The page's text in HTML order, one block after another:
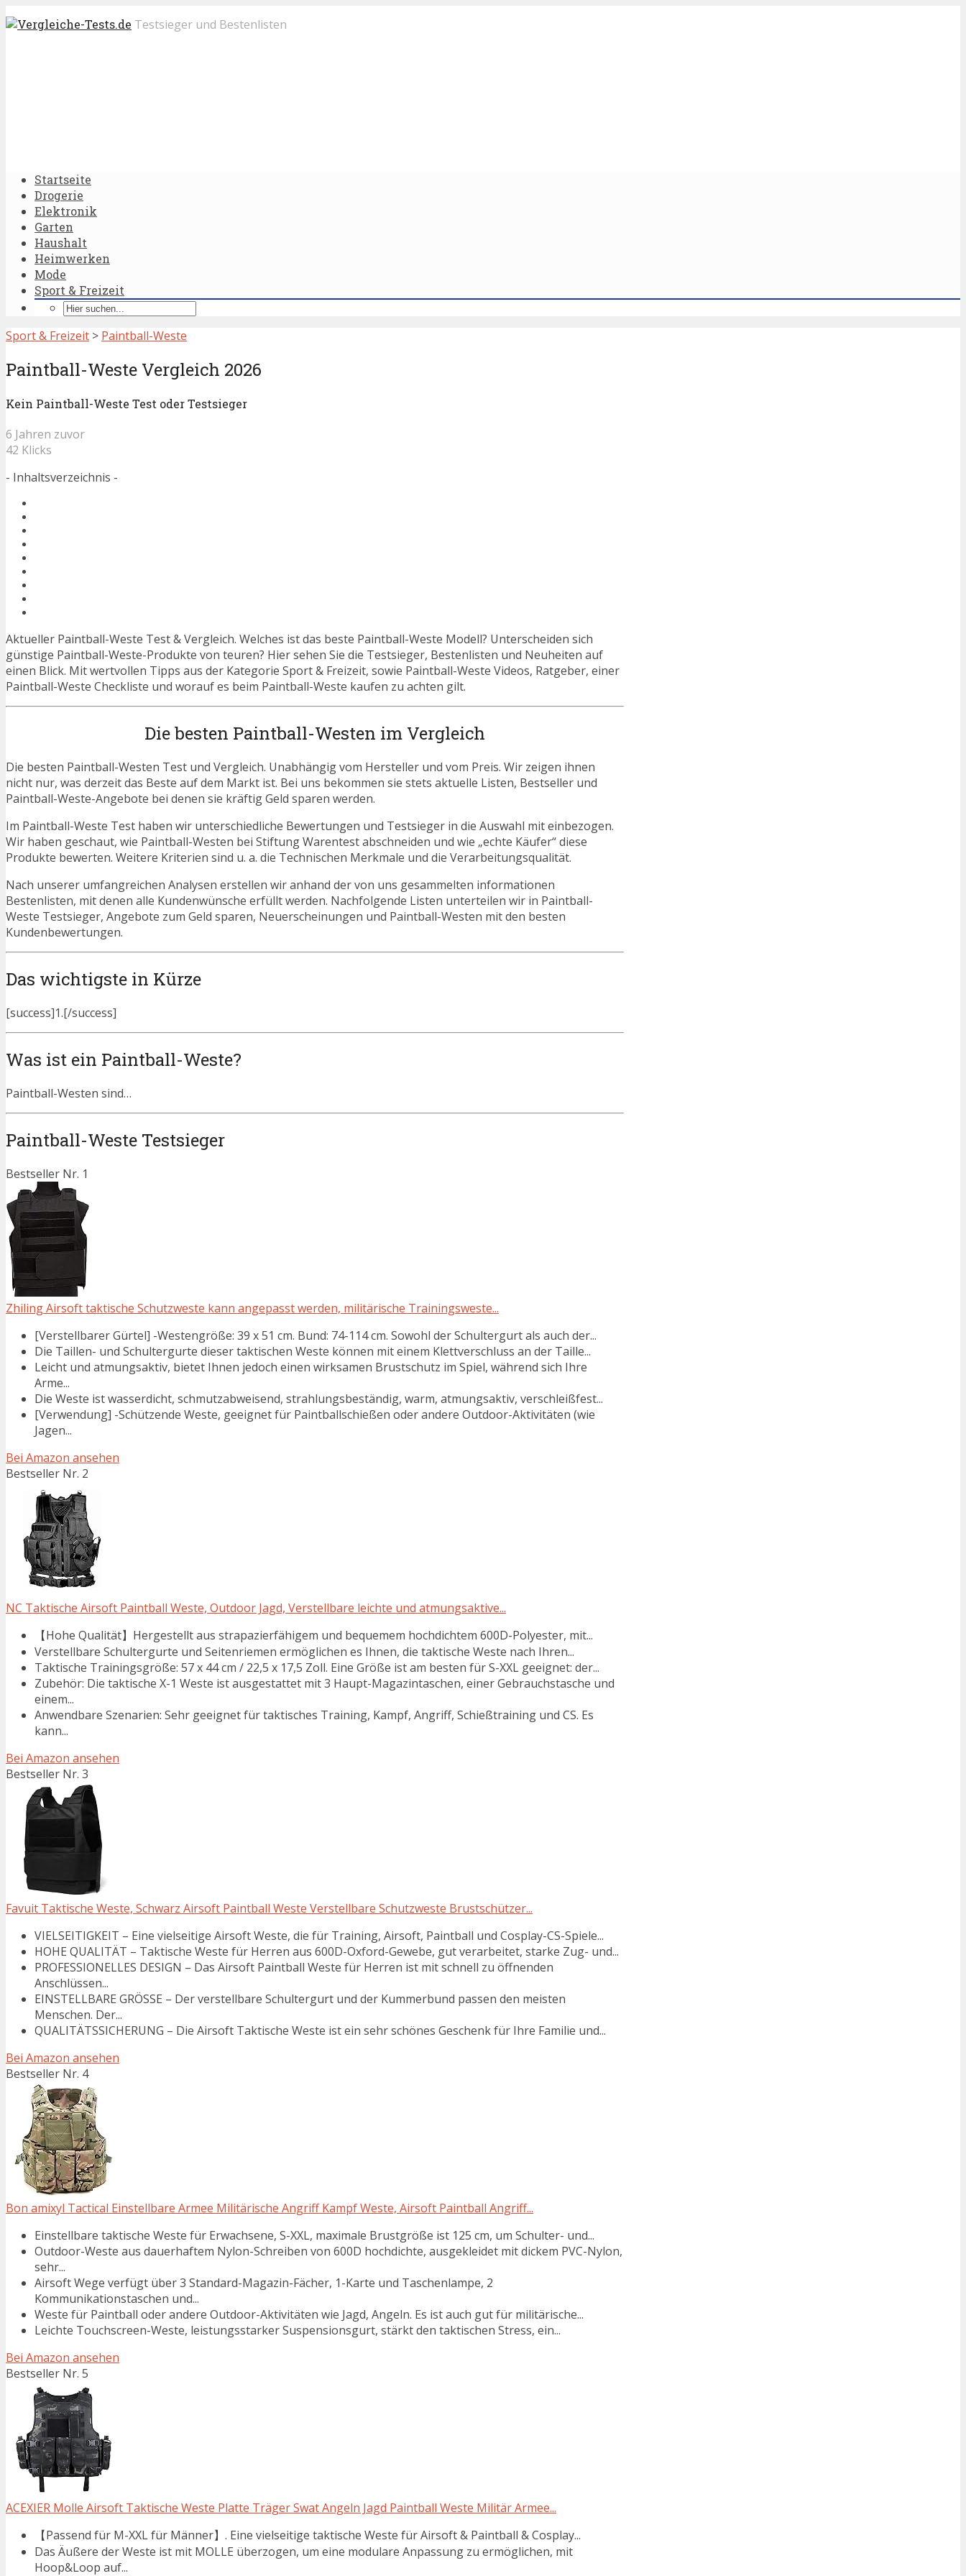
Testsieger und Bestenlisten
Startseite
Drogerie
Elektronik
Garten
Haushalt
Heimwerken
Mode
Sport & Freizeit
Sport & Freizeit > Paintball-Weste
Paintball-Weste Vergleich 2026
Kein Paintball-Weste Test oder Testsieger
6 Jahren zuvor
42 Klicks
- Inhaltsverzeichnis -
Aktueller Paintball-Weste Test & Vergleich. Welches ist das beste Paintball-Weste Modell? Unterscheiden sich
günstige Paintball-Weste-Produkte von teuren? Hier sehen Sie die Testsieger, Bestenlisten und Neuheiten auf
einen Blick. Mit wertvollen Tipps aus der Kategorie Sport & Freizeit, sowie Paintball-Weste Videos, Ratgeber, einer
Paintball-Weste Checkliste und worauf es beim Paintball-Weste kaufen zu achten gilt.
Die besten Paintball-Westen im Vergleich
Die besten Paintball-Westen Test und Vergleich. Unabhängig vom Hersteller und vom Preis. Wir zeigen ihnen
nicht nur, was derzeit das Beste auf dem Markt ist. Bei uns bekommen sie stets aktuelle Listen, Bestseller und
Paintball-Weste-Angebote bei denen sie kräftig Geld sparen werden.
Im Paintball-Weste Test haben wir unterschiedliche Bewertungen und Testsieger in die Auswahl mit einbezogen.
Wir haben geschaut, wie Paintball-Westen bei Stiftung Warentest abschneiden und wie „echte Käufer“ diese
Produkte bewerten. Weitere Kriterien sind u. a. die Technischen Merkmale und die Verarbeitungsqualität.
Nach unserer umfangreichen Analysen erstellen wir anhand der von uns gesammelten informationen
Bestenlisten, mit denen alle Kundenwünsche erfüllt werden. Nachfolgende Listen unterteilen wir in Paintball-
Weste Testsieger, Angebote zum Geld sparen, Neuerscheinungen und Paintball-Westen mit den besten
Kundenbewertungen.
Das wichtigste in Kürze
[success]1.[/success]
Was ist ein Paintball-Weste?
Paintball-Westen sind…
Paintball-Weste Testsieger
Bestseller Nr. 1
Zhiling Airsoft taktische Schutzweste kann angepasst werden, militärische Trainingsweste...
[Verstellbarer Gürtel] -Westengröße: 39 x 51 cm. Bund: 74-114 cm. Sowohl der Schultergurt als auch der...
Die Taillen- und Schultergurte dieser taktischen Weste können mit einem Klettverschluss an der Taille...
Leicht und atmungsaktiv, bietet Ihnen jedoch einen wirksamen Brustschutz im Spiel, während sich Ihre
Arme...
Die Weste ist wasserdicht, schmutzabweisend, strahlungsbeständig, warm, atmungsaktiv, verschleißfest...
[Verwendung] -Schützende Weste, geeignet für Paintballschießen oder andere Outdoor-Aktivitäten (wie
Jagen...
Bei Amazon ansehen
Bestseller Nr. 2
NC Taktische Airsoft Paintball Weste, Outdoor Jagd, Verstellbare leichte und atmungsaktive...
【Hohe Qualität】Hergestellt aus strapazierfähigem und bequemem hochdichtem 600D-Polyester, mit...
Verstellbare Schultergurte und Seitenriemen ermöglichen es Ihnen, die taktische Weste nach Ihren...
Taktische Trainingsgröße: 57 x 44 cm / 22,5 x 17,5 Zoll. Eine Größe ist am besten für S-XXL geeignet: der...
Zubehör: Die taktische X-1 Weste ist ausgestattet mit 3 Haupt-Magazintaschen, einer Gebrauchstasche und
einem...
Anwendbare Szenarien: Sehr geeignet für taktisches Training, Kampf, Angriff, Schießtraining und CS. Es
kann...
Bei Amazon ansehen
Bestseller Nr. 3
Favuit Taktische Weste, Schwarz Airsoft Paintball Weste Verstellbare Schutzweste Brustschützer...
VIELSEITIGKEIT – Eine vielseitige Airsoft Weste, die für Training, Airsoft, Paintball und Cosplay-CS-Spiele...
HOHE QUALITÄT – Taktische Weste für Herren aus 600D-Oxford-Gewebe, gut verarbeitet, starke Zug- und...
PROFESSIONELLES DESIGN – Das Airsoft Paintball Weste für Herren ist mit schnell zu öffnenden
Anschlüssen...
EINSTELLBARE GRÖSSE – Der verstellbare Schultergurt und der Kummerbund passen den meisten
Menschen. Der...
QUALITÄTSSICHERUNG – Die Airsoft Taktische Weste ist ein sehr schönes Geschenk für Ihre Familie und...
Bei Amazon ansehen
Bestseller Nr. 4
Bon amixyl Tactical Einstellbare Armee Militärische Angriff Kampf Weste, Airsoft Paintball Angriff...
Einstellbare taktische Weste für Erwachsene, S-XXL, maximale Brustgröße ist 125 cm, um Schulter- und...
Outdoor-Weste aus dauerhaftem Nylon-Schreiben von 600D hochdichte, ausgekleidet mit dickem PVC-Nylon,
sehr...
Airsoft Wege verfügt über 3 Standard-Magazin-Fächer, 1-Karte und Taschenlampe, 2
Kommunikationstaschen und...
Weste für Paintball oder andere Outdoor-Aktivitäten wie Jagd, Angeln. Es ist auch gut für militärische...
Leichte Touchscreen-Weste, leistungsstarker Suspensionsgurt, stärkt den taktischen Stress, ein...
Bei Amazon ansehen
Bestseller Nr. 5
ACEXIER Molle Airsoft Taktische Weste Platte Träger Swat Angeln Jagd Paintball Weste Militär Armee...
【Passend für M-XXL für Männer】. Eine vielseitige taktische Weste für Airsoft & Paintball & Cosplay...
Das Äußere der Weste ist mit MOLLE überzogen, um eine modulare Anpassung zu ermöglichen, mit
Hoop&Loop auf...